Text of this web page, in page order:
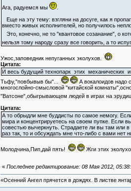
Ага, радуемся мы
.
Еще на эту тему: взгляни на досуге, как я
вместо живых исполнителей, но получилось
Это, конечно, не то "квантовое созанание", о
нельзя тому народу сразу все говорить, а то
Ужос,заповедник непуганных эколухов.
Цитата:
И весь будущий технопарк этих механических
Тьфу,"повбывыв бы"...
А вокалоидов надо
многослойно-смысловой "китайской
"Ватсоне",обыгрывающем людей в играх на
Цитата:
А то обрыдли мне буддисты по самое немогу.
мира и концентрируетесь на своем пупке. Если
совестью вычеркнуть. Страдаете ли вы там или
раз так, то и обсуждать мне что-либо с вами нет
Молодчина,Пип,дай пять! Жги этих
« Последнее редактирование: 08 Мая 2012,
«Осенний Ангел прячется в дождях. В листве